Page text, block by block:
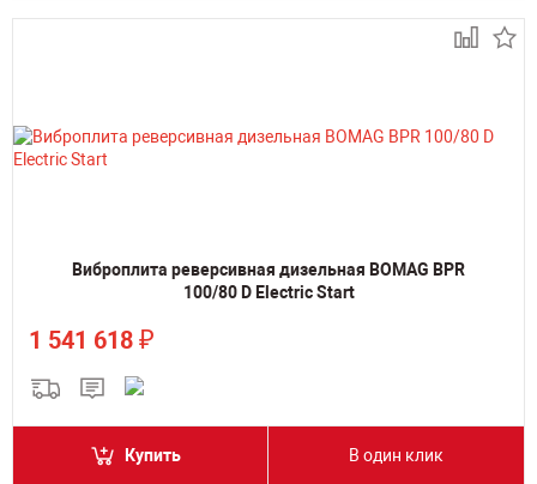
Виброплита реверсивная дизельная BOMAG BPR
100/80 D Electric Start
1 541 618 ₽
Купить В один клик